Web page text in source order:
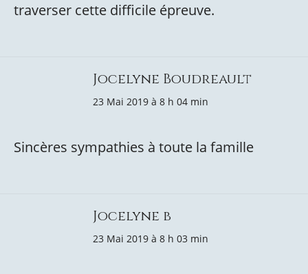
traverser cette difficile épreuve.
Jocelyne Boudreault
23 Mai 2019 à 8 h 04 min
Sincères sympathies à toute la famille
Jocelyne b
23 Mai 2019 à 8 h 03 min